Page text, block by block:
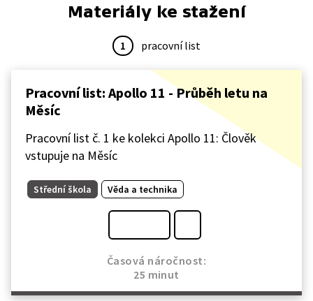
Materiály ke stažení
1 pracovní list
Pracovní list: Apollo 11 - Průběh letu na
Měsíc
Pracovní list č. 1 ke kolekci Apollo 11: Člověk
vstupuje na Měsíc
Střední škola Věda a technika
Časová náročnost:
25 minut